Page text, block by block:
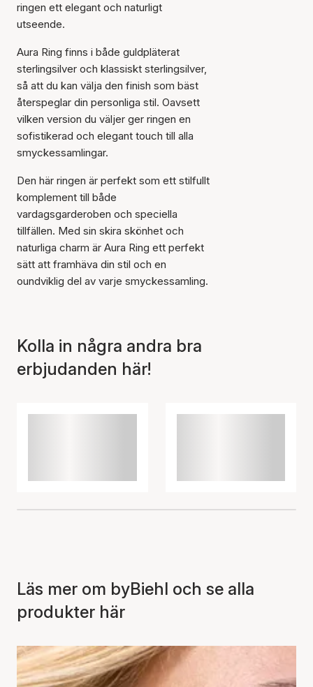
korgen
ringen ett elegant och naturligt
utseende.
Aura Ring finns i både guldpläterat
sterlingsilver och klassiskt sterlingsilver,
så att du kan välja den finish som bäst
återspeglar din personliga stil. Oavsett
vilken version du väljer ger ringen en
sofistikerad och elegant touch till alla
smyckessamlingar.
Den här ringen är perfekt som ett stilfullt
komplement till både
vardagsgarderoben och speciella
tillfällen. Med sin skira skönhet och
naturliga charm är Aura Ring ett perfekt
sätt att framhäva din stil och en
oundviklig del av varje smyckessamling.
Kolla in några andra bra
erbjudanden här!
Läs mer om byBiehl och se alla
produkter här